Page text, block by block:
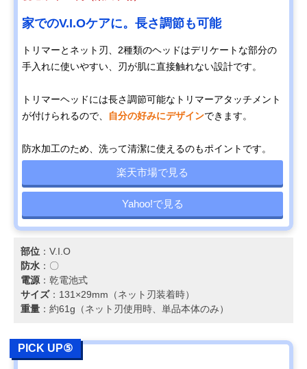
家でのV.I.Oケアに。長さ調節も可能
トリマーとネット刃、2種類のヘッドはデリケートな部分の
手入れに使いやすい、刃が肌に直接触れない設計です。
トリマーヘッドには長さ調節可能なトリマーアタッチメント
が付けられるので、
自分の好みにデザインできます。
防水加工のため、洗って清潔に使えるのもポイントです。
楽天市場で見る
Yahoo!で見る
部位 ：V.I.O
防水 ：〇
電源：乾電池式
サイズ：131×29mm（ネット刃装着時）
重量 ：約61g（ネット刃使用時、単品本体のみ）
PICK UP⑤